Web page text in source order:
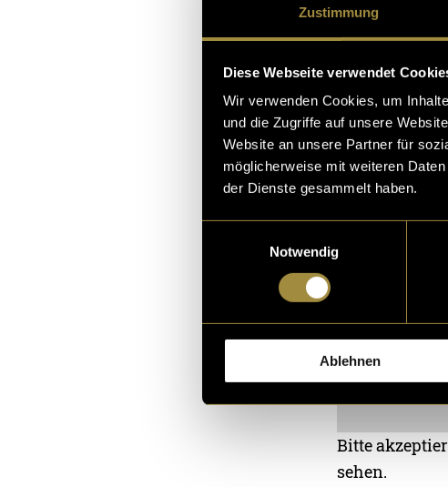
Zustimmung
Diese Webseite verwendet
Wir verwenden Cookies, um
und die Zugriffe auf unsere
Website an unsere Partner für
möglicherweise mit weiteren
der Dienste gesammelt haben.
Notwendig
Ablehnen
Die vollständige
gesamte Library ist
Bitte
sehen.